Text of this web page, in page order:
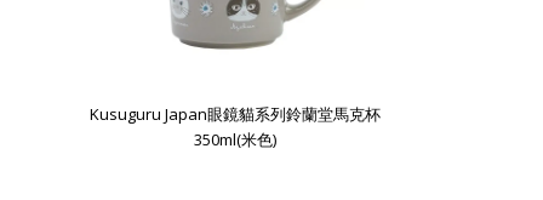
Kusuguru Japan眼鏡貓系列鈴蘭堂馬克杯
350ml(米色)